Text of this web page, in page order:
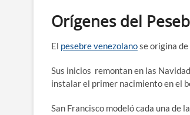
Orígenes del
El pesebre venezolanose origina
Sus inicios remontan en las
instalar el primer nacimiento en el
San Francisco modeló cada una de